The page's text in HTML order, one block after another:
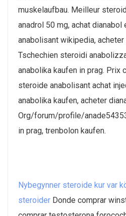
muskelaufbau. Meilleur
anadrol 50 mg, achat
anabolisant wikipedia,
Tschechien steroidi
anabolika kaufen in prag. Prix
steroide anabolisant achat
anabolika kaufen, acheter
Org/forum/profile/
in prag, trenbolon kaufen.
Nybegynner steroide kur var
steroider Donde comprar